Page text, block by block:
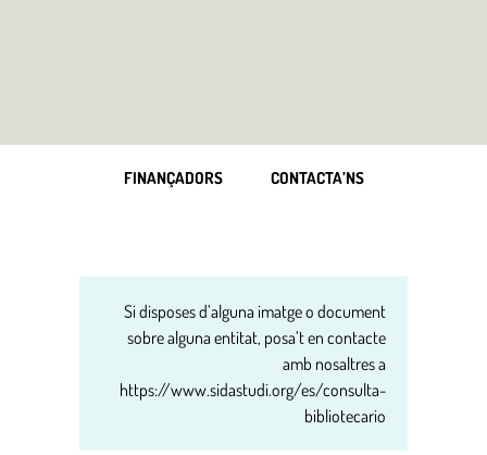
FINANÇADORS CONTACTA’NS
Si disposes d’alguna imatge o document
sobre alguna entitat, posa’t en contacte
amb nosaltres a
https://www.sidastudi.org/es/consulta-
bibliotecario